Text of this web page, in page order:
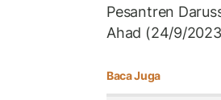
Pesantren
Ahad (24/9/
Baca Juga